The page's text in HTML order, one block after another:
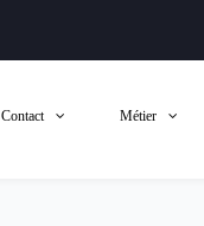
Contact Métier